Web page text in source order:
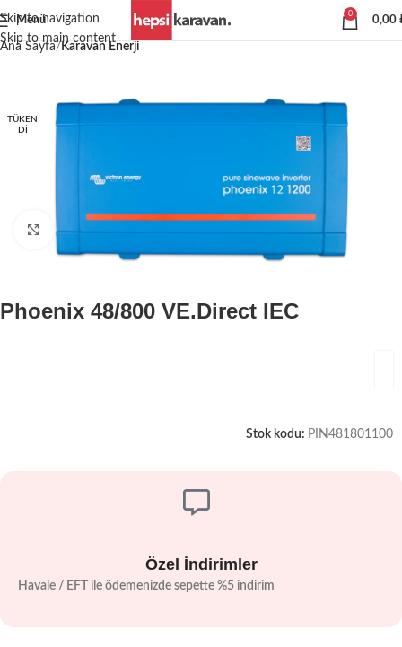
Skip to navigation
Skip to main content
Menü
0
0,00
Ana Sayfa Karavan Enerji
TÜKEN
DI
Büyütmek için tıklayın
Phoenix 48/800 VE.Direct IEC
Stok kodu: PIN481801100
Özel İndirimler
Havale / EFT ile ödemenizde sepette %5 indirim